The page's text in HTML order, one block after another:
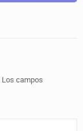
Los campos